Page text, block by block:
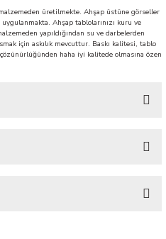
üretilmekte. Ahşap üstüne görseller
Ahşap tablolarınızı kuru ve
yapıldığından su ve darbelerden
için askılık mevcuttur. Baskı kalitesi, tablo
haha iyi kalitede olmasına özen